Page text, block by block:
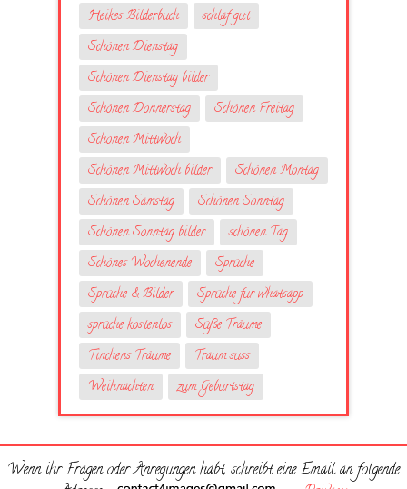
Heikes Bilderbuch
schlaf gut
Schönen Dienstag
Schönen Dienstag bilder
Schönen Donnerstag
Schönen Freitag
Schönen Mittwoch
Schönen Mittwoch bilder
Schönen Montag
Schönen Samstag
Schönen Sonntag
Schönen Sonntag bilder
schönen Tag
Schönes Wochenende
Sprüche
Sprüche & Bilder
Sprüche fur whatsapp
sprüche kostenlos
Süße Träume
Tinchens Träume
Traum suss
Weihnachten
zum Geburtstag
Wenn ihr Fragen oder Anregungen habt, schreibt eine Email an folgende